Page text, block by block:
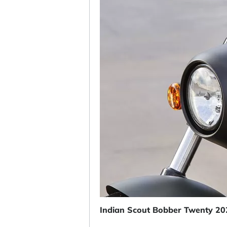
Indian Scout Bobber Twenty